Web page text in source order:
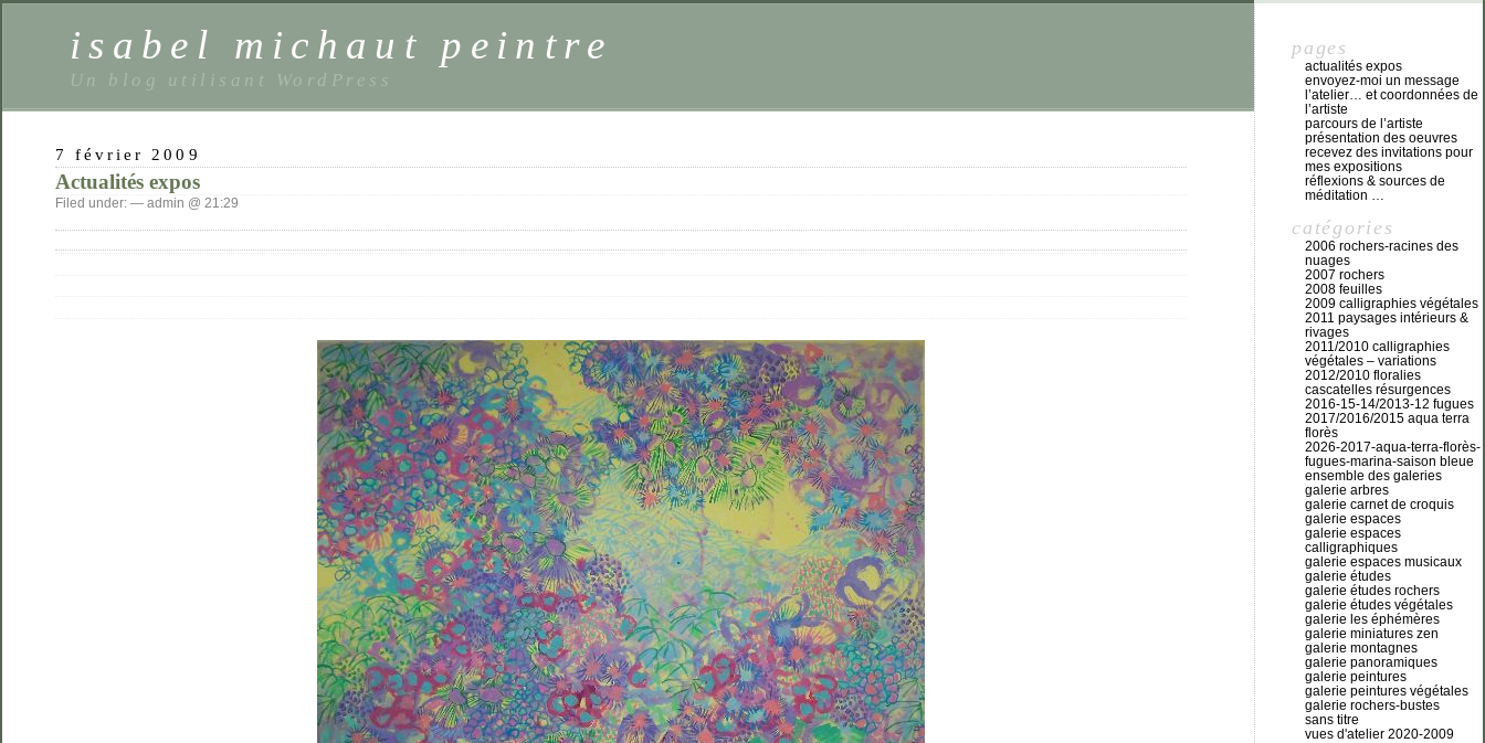
isabel michaut peintre
Un blog utilisant WordPress
7 février 2009
Actualités expos
Filed under: — admin @ 21:29
pages
actualités expos
envoyez-moi un message
l’atelier… et coordonnées de
l’artiste
parcours de l’artiste
présentation des oeuvres
recevez des invitations pour
mes expositions
réflexions & sources de
méditation …
catégories
2006 rochers-racines des
nuages
2007 rochers
2008 feuilles
2009 calligraphies végétales
2011 paysages intérieurs &
rivages
2011/2010 calligraphies
végétales – variations
2012/2010 floralies
cascatelles résurgences
2016-15-14/2013-12 fugues
2017/2016/2015 aqua terra
florès
2026-2017-aqua-terra-florès-
fugues-marina-saison bleue
ensemble des galeries
galerie arbres
galerie carnet de croquis
galerie espaces
galerie espaces
calligraphiques
galerie espaces musicaux
galerie études
galerie études rochers
galerie études végétales
galerie les éphémères
galerie miniatures zen
galerie montagnes
galerie panoramiques
galerie peintures
galerie peintures végétales
galerie rochers-bustes
sans titre
vues d'atelier 2020-2009